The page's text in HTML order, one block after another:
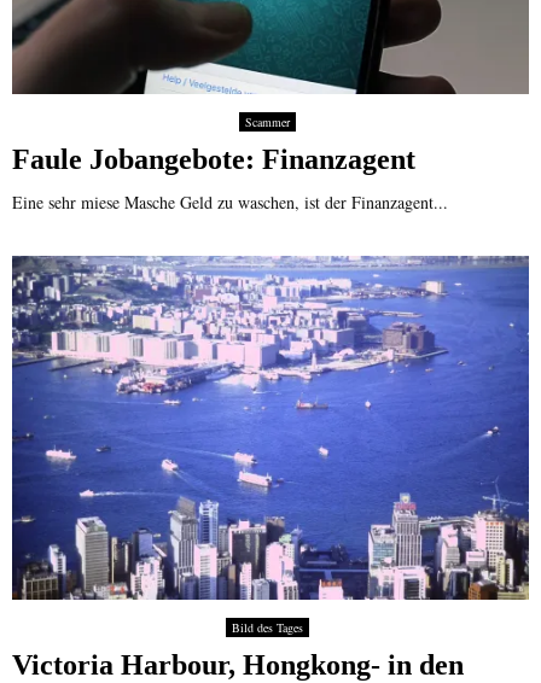
Scammer
Faule Jobangebote: Finanzagent
Eine sehr miese Masche Geld zu waschen, ist der Finanzagent...
Bild des Tages
Victoria Harbour, Hongkong- in den